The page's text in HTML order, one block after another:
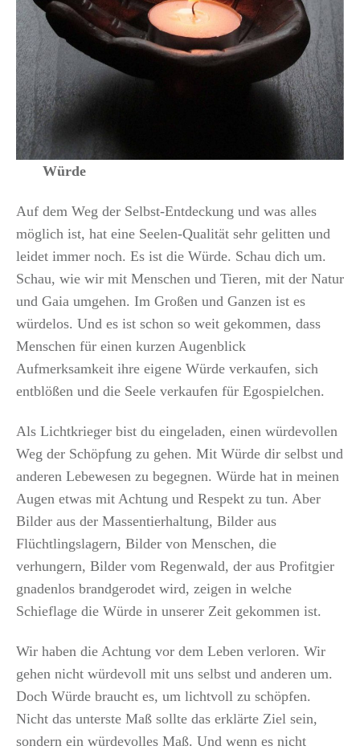
Würde
Auf dem Weg der Selbst-Entdeckung und was alles
möglich ist, hat eine Seelen-Qualität sehr gelitten und
leidet immer noch. Es ist die Würde. Schau dich um.
Schau, wie wir mit Menschen und Tieren, mit der Natur
und Gaia umgehen. Im Großen und Ganzen ist es
würdelos. Und es ist schon so weit gekommen, dass
Menschen für einen kurzen Augenblick
Aufmerksamkeit ihre eigene Würde verkaufen, sich
entblößen und die Seele verkaufen für Egospielchen.
Als Lichtkrieger bist du eingeladen, einen würdevollen
Weg der Schöpfung zu gehen. Mit Würde dir selbst und
anderen Lebewesen zu begegnen. Würde hat in meinen
Augen etwas mit Achtung und Respekt zu tun. Aber
Bilder aus der Massentierhaltung, Bilder aus
Flüchtlingslagern, Bilder von Menschen, die
verhungern, Bilder vom Regenwald, der aus Profitgier
gnadenlos brandgerodet wird, zeigen in welche
Schieflage die Würde in unserer Zeit gekommen ist.
Wir haben die Achtung vor dem Leben verloren. Wir
gehen nicht würdevoll mit uns selbst und anderen um.
Doch Würde braucht es, um lichtvoll zu schöpfen.
Nicht das unterste Maß sollte das erklärte Ziel sein,
sondern ein würdevolles Maß. Und wenn es nicht